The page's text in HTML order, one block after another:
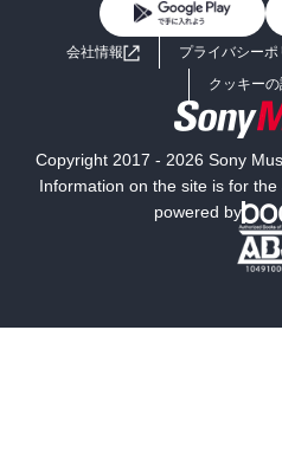
ライトノベル
ミステリー
よくあるご質問
会社情報 プライバシーポ
クッキーの
Copyright 2017 - 2026 Sony
Information on the site is for
powered by